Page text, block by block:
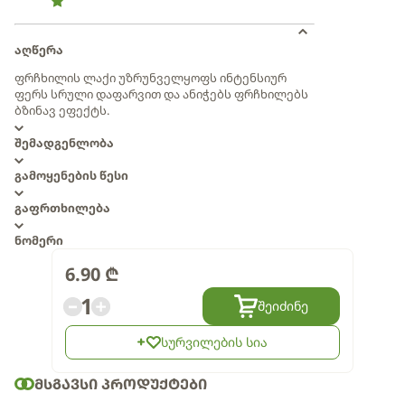
აღწერა
ფრჩხილის ლაქი უზრუნველყოფს ინტენსიურ
ფერს სრული დაფარვით და ანიჭებს ფრჩხილებს
ბზინავ ეფექტს.
შემადგენლობა
გამოყენების წესი
გაფრთხილება
ნომერი
6.90 ₾
1 შეიძინე
სურვილების სია
ᲛᲡᲒᲐᲕᲡᲘ ᲞᲠᲝᲓᲣᲥᲢᲔᲑᲘ